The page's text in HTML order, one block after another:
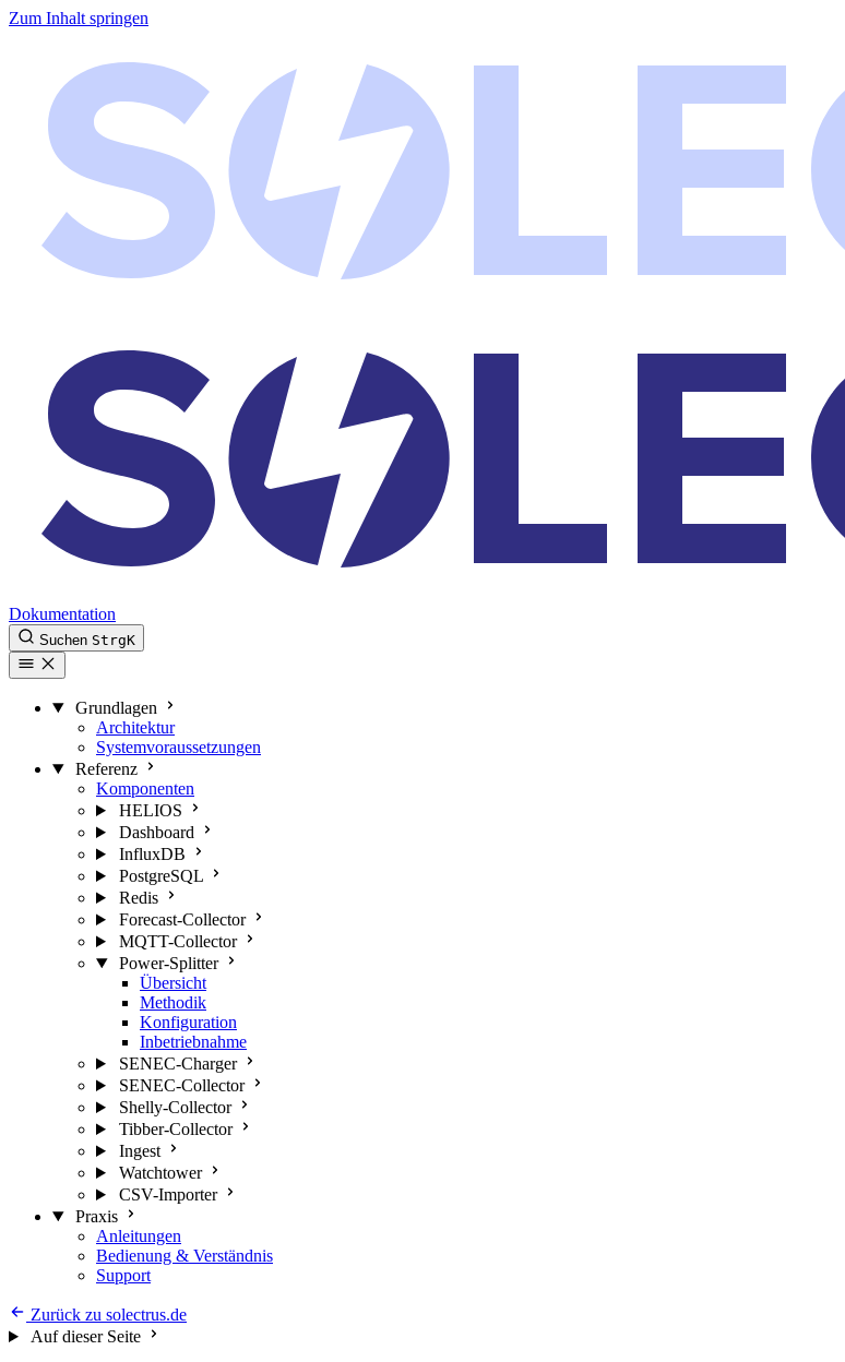
Zum Inhalt springen
Dokumentation
Suchen StrgK
Grundlagen
Architektur
Systemvoraussetzungen
Referenz
Komponenten
HELIOS
Dashboard
InfluxDB
PostgreSQL
Redis
Forecast-Collector
MQTT-Collector
Power-Splitter
Übersicht
Methodik
Konfiguration
Inbetriebnahme
SENEC-Charger
SENEC-Collector
Shelly-Collector
Tibber-Collector
Ingest
Watchtower
CSV-Importer
Praxis
Anleitungen
Bedienung & Verständnis
Support
Zurück zu solectrus.de
Auf dieser Seite